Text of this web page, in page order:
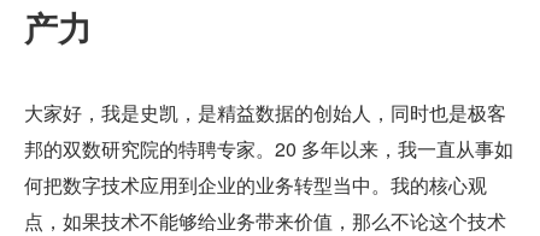
产力
大家好，我是史凯，是精益数据的创始人，同时也是极客
邦的双数研究院的特聘专家。20 多年以来，我一直从事如
何把数字技术应用到企业的业务转型当中。我的核心观
点，如果技术不能够给业务带来价值，那么不论这个技术